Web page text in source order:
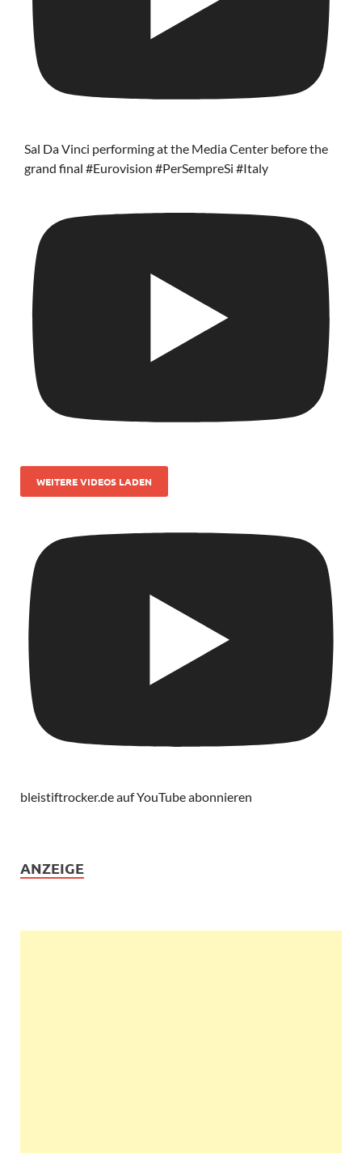
Sal Da Vinci performing at the Media Center before the
grand final #Eurovision #PerSempreSi #Italy
WEITERE VIDEOS LADEN
bleistiftrocker.de auf YouTube abonnieren
ANZEIGE